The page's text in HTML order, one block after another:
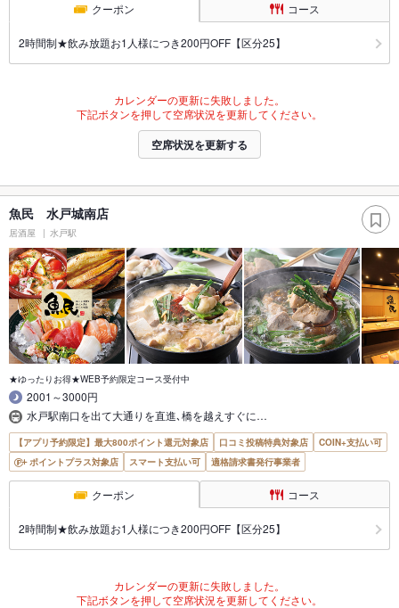
クーポン コース
2時間制★飲み放題お1人様につき200円OFF【区分25】
カレンダーの更新に失敗しました。
下記ボタンを押して空席状況を更新してください。
空席状況を更新する
魚民 水戸城南店
居酒屋 水戸駅
★ゆったりお得★WEB予約限定コース受付中
2001～3000円
水戸駅南口を出て大通りを直進､橋を越えすぐに…
【アプリ予約限定】最大800ポイント還元対象店 口コミ投稿特典対象店
COIN+支払い可
ポイントプラス対象店
スマート支払い可 適格請求書発行事業者
クーポン コース
2時間制★飲み放題お1人様につき200円OFF【区分25】
カレンダーの更新に失敗しました。
下記ボタンを押して空席状況を更新してください。